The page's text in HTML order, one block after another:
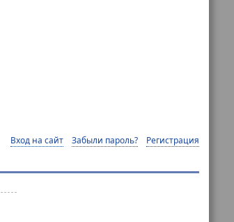
Вход на сайт Забыли пароль? Регистрация